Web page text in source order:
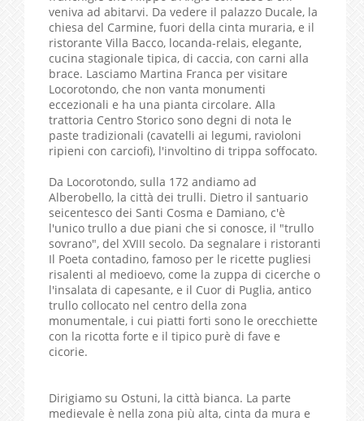
veniva ad abitarvi. Da vedere il palazzo Ducale, la
chiesa del Carmine, fuori della cinta muraria, e il
ristorante Villa Bacco, locanda-relais, elegante,
cucina stagionale tipica, di caccia, con carni alla
brace. Lasciamo Martina Franca per visitare
Locorotondo, che non vanta monumenti
eccezionali e ha una pianta circolare. Alla
trattoria Centro Storico sono degni di nota le
paste tradizionali (cavatelli ai legumi, ravioloni
ripieni con carciofi), l'involtino di trippa soffocato.
Da Locorotondo, sulla 172 andiamo ad
Alberobello, la città dei trulli. Dietro il santuario
seicentesco dei Santi Cosma e Damiano, c'è
l'unico trullo a due piani che si conosce, il "trullo
sovrano", del XVIII secolo. Da segnalare i ristoranti
Il Poeta contadino, famoso per le ricette pugliesi
risalenti al medioevo, come la zuppa di cicerche o
l'insalata di capesante, e il Cuor di Puglia, antico
trullo collocato nel centro della zona
monumentale, i cui piatti forti sono le orecchiette
con la ricotta forte e il tipico purè di fave e
cicorie.
Dirigiamo su Ostuni, la città bianca. La parte
medievale è nella zona più alta, cinta da mura e